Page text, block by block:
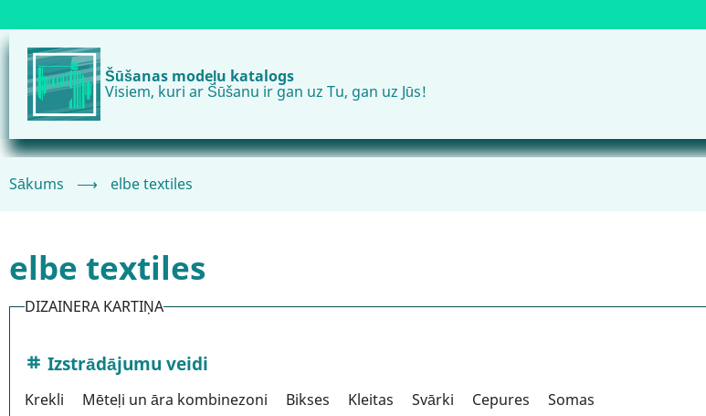
uz
galveno
saturu
Šūšanas modeļu katalogs
Visiem, kuri ar Šūšanu ir gan uz Tu, gan uz Jūs!
Sākums ⟶ elbe textiles
elbe textiles
DIZAINERA KARTIŅA
Izstrādājumu veidi
Krekli Mēteļi un āra kombinezoni Bikses Kleitas Svārki Cepures Somas